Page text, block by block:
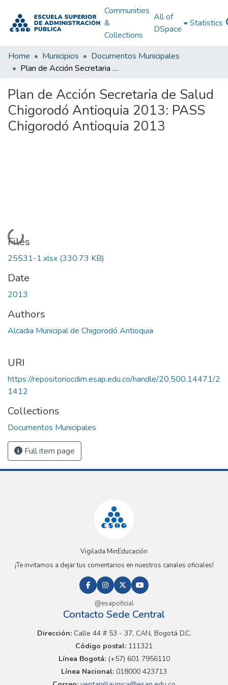
Communities
&
Collections
All of
DSpace
Statistics
Home Municipios
Documentos Municipales
Plan de Acción Secretaria de Salud Chigorodó Antioquia 2013: PASS Chigorodó Antioquia 2013
Plan de Acción Secretaria de Salud
Chigorodó Antioquia 2013: PASS
Chigorodó Antioquia 2013
Loading...
Files
25531-1.xlsx (330.73 KB)
Date
2013
Authors
Alcadia Municipal de Chigorodó Antioquia
URI
https://repositoriocdim.esap.edu.co/handle/20.500.14471/2
1412
Collections
Documentos Municipales
Full item page
Vigilada MinEducación
¡Te invitamos a dejar tus comentarios en nuestros canales oficiales!
@esapoficial
Contacto Sede Central
Dirección:Calle 44 # 53 - 37, CAN, Bogotá D.C.
Código postal: 111321
Línea Bogotá:(+57) 601 7956110
Línea Nacional: 018000 423713